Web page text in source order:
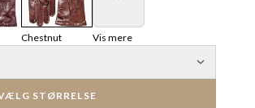
Chestnut Vis mere
STØRRELSE